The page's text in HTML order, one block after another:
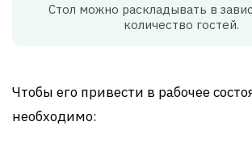
Стол можно раскладывать в
количество гостей.
Чтобы его привести в рабочее
необходимо: